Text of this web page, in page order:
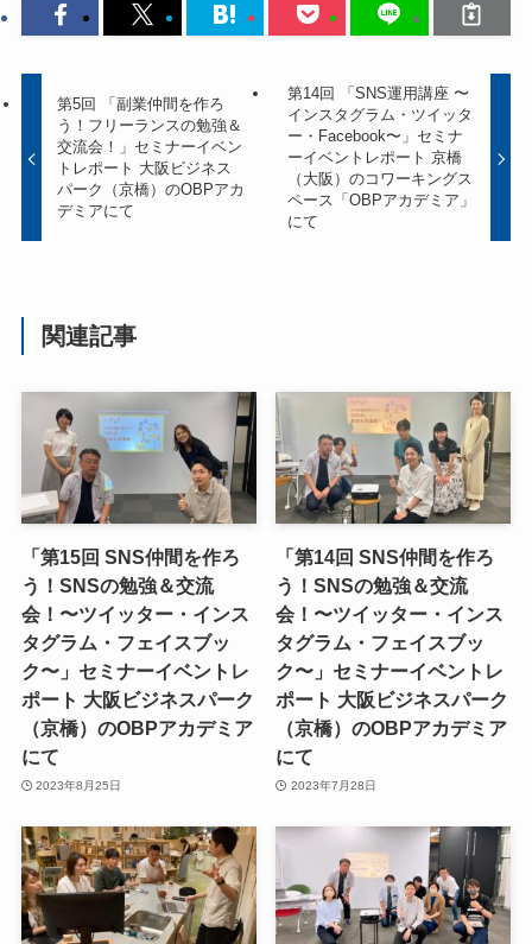
第5回 「副業仲間を作ろ
う！フリーランスの勉強＆
交流会！」セミナーイベン
トレポート 大阪ビジネス
パーク（京橋）のOBPアカ
デミアにて
第14回 「SNS運用講座 〜
インスタグラム・ツイッタ
ー・Facebook〜」セミナ
ーイベントレポート 京橋
（大阪）のコワーキングス
ペース「OBPアカデミア」
にて
関連記事
「第15回 SNS仲間を作ろ
う！SNSの勉強＆交流
会！〜ツイッター・インス
タグラム・フェイスブッ
ク〜」セミナーイベントレ
ポート 大阪ビジネスパーク
（京橋）のOBPアカデミア
にて
2023年8月25日
「第14回 SNS仲間を作ろ
う！SNSの勉強＆交流
会！〜ツイッター・インス
タグラム・フェイスブッ
ク〜」セミナーイベントレ
ポート 大阪ビジネスパーク
（京橋）のOBPアカデミア
にて
2023年7月28日